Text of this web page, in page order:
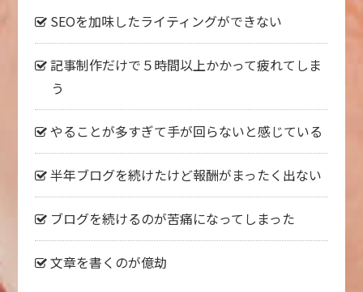
SEOを加味したライティングができない
記事制作だけで５時間以上かかって疲れてしま
う
やることが多すぎて手が回らないと感じている
半年ブログを続けたけど報酬がまったく出ない
ブログを続けるのが苦痛になってしまった
文章を書くのが億劫